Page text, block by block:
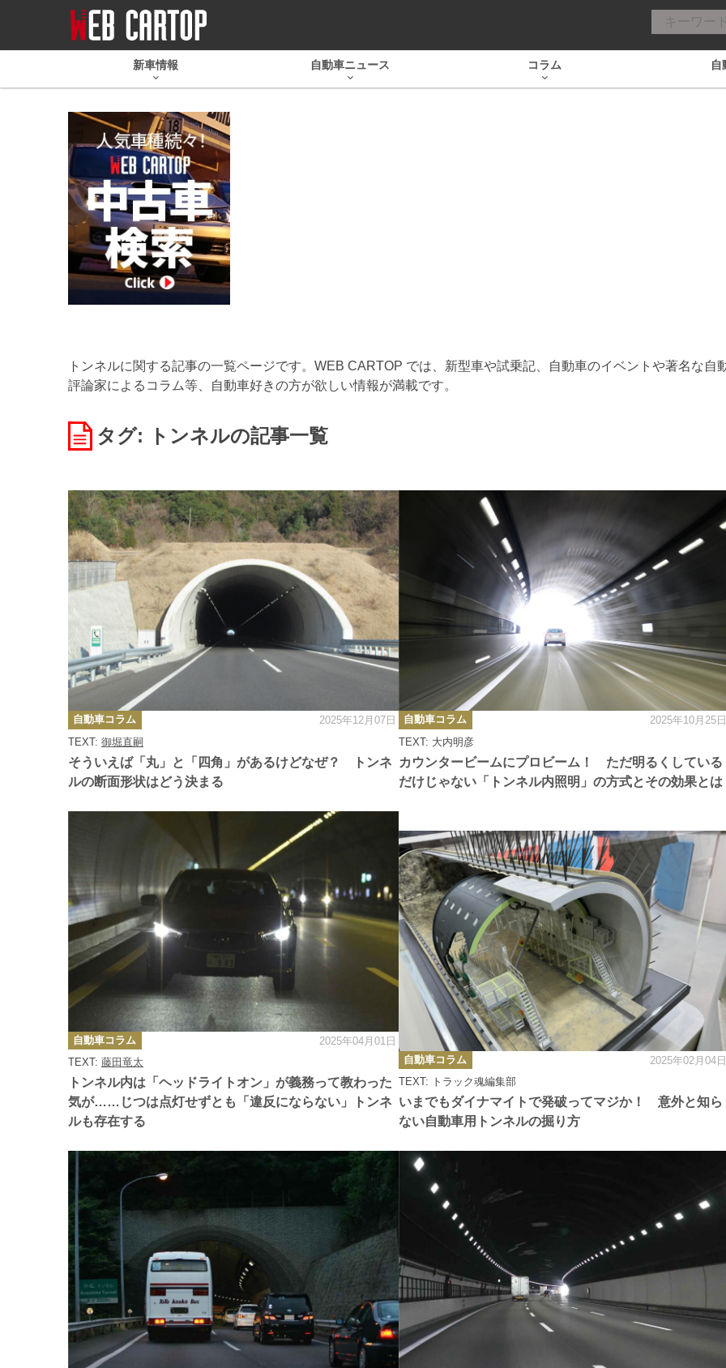
新車情報 自動車ニュース コラム 自
トンネルに関する記事の一覧ページです。WEB CARTOP では、新型車や試乗記、自動車のイベントや著名な自
評論家によるコラム等、自動車好きの方が欲しい情報が満載です。
タグ: トンネルの記事一覧
そういえば「丸」と「四角」があるけどなぜ？ トンネ
ルの断面形状はどう決まる
TEXT: 御堀直嗣
カ
テ
ゴ
リ
ー
自動車コラム 2025年12月07日
カウンタービームにプロビーム！ ただ明るくしている
だけじゃない「トンネル内照明」の方式とその効果とは
TEXT: 大内明彦
カ
テ
ゴ
リ
ー
自動車コラム 2025年10月25日
トンネル内は「ヘッドライトオン」が義務って教わった
気が……じつは点灯せずとも「違反にならない」トンネ
ルも存在する
TEXT: 藤田竜太
カ
テ
ゴ
リ
ー
自動車コラム 2025年04月01日
いまでもダイナマイトで発破ってマジか！ 意外と知ら
ない自動車用トンネルの掘り方
TEXT: トラック魂編集部
カ
テ
ゴ
リ
自動車コラム 2025年02月04日